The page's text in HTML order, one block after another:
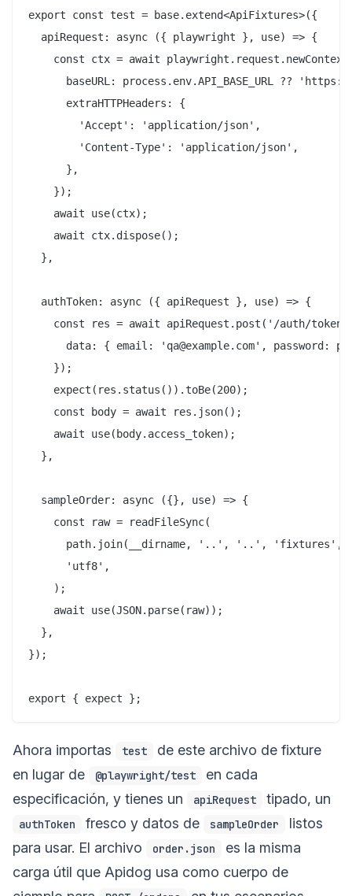
export const test = base.extend<ApiFixtures>({
  apiRequest: async ({ playwright }, use) => {
const ctx = await
baseURL: process.env.API_BASE_URL ??
      extraHTTPHeaders: {
        'Accept': 'application/json',
        'Content-Type': 'application/json',
      },
    });
    await use(ctx);
    await ctx.dispose();
  },
  authToken: async ({ apiRequest }, use) => {
const res = await apiRequest.post('/auth/
data: { email: 'qa@example.com', password:
    });
    expect(res.status()).toBe(200);
    const body = await res.json();
    await use(body.access_token);
  },
  sampleOrder: async ({}, use) => {
    const raw = readFileSync(
path.join(__dirname, '..', '..', 'fixtures',
      'utf8',
    );
    await use(JSON.parse(raw));
  },
});
Ahora importas test
de este archivo de fixture
en lugar de
@playwright/test
en cada
especificación, y tienes un
apiRequest tipado, un
authToken fresco y datos de sampleOrder
listos
para usar. El archivo
order.json
es la misma
carga útil que Apidog usa como cuerpo de